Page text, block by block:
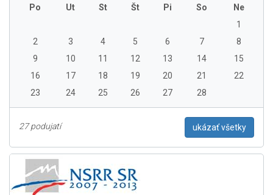
Po Ut St Št Pi So
Ne
1
2
3 4 5 6 7
8
9
10 11 12 13 14
15
16
17 18 19 20 21
22
23
24 25 26 27 28
27 podujatí ukázať všetky